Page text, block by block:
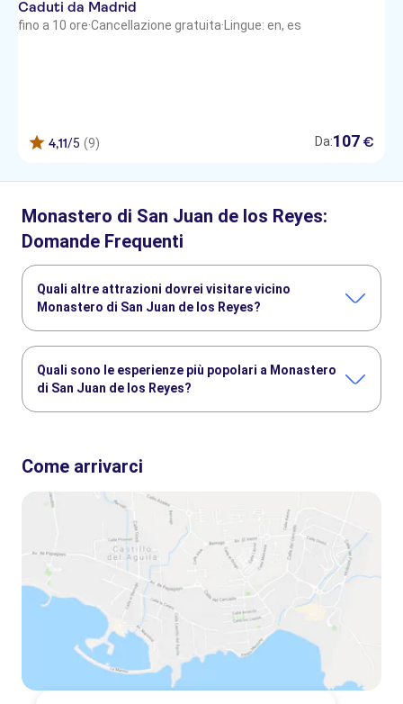
Caduti da Madrid
fino a 10 ore·Cancellazione gratuita· Lingue: en, es
4,11/5 (9) Da:107 €
Monastero di San Juan de los Reyes:
Domande Frequenti
Quali altre attrazioni dovrei visitare vicino
Monastero di San Juan de los Reyes?
Cattedrale di Toledo
Puy du Fou España
Quali sono le esperienze più popolari a Monastero
di San Juan de los Reyes?
Tour di Toledo di un'intera giornata da Madrid
Gita di un'intera giornata a Toledo con ingresso ai monumenti
Tour dei monumenti di Toledo con vari opzioni per i biglietti
Toledo, Monastero Reale di El Escorial e Valle dei Caduti da Madrid
Come arrivarci